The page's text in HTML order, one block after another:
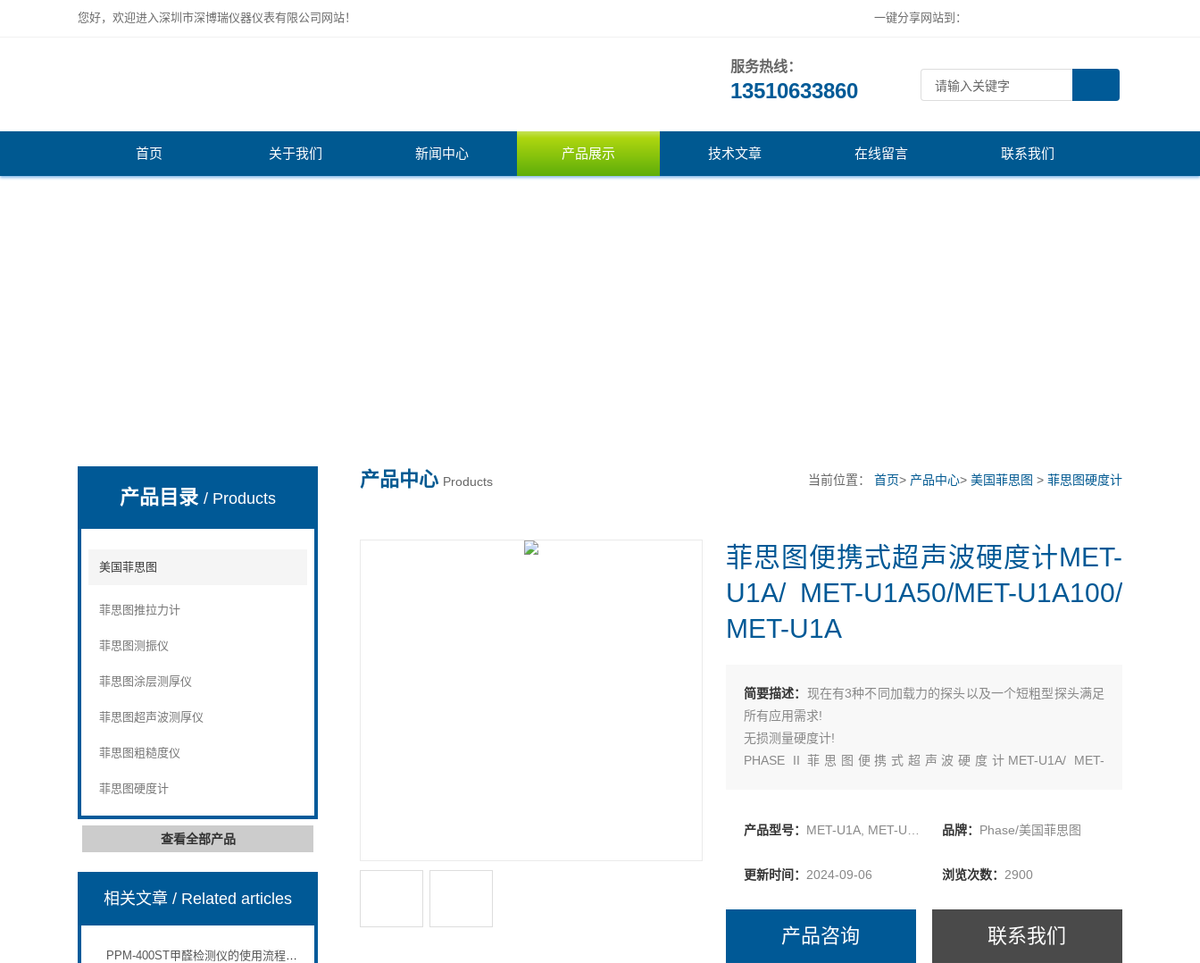
您好，欢迎进入深圳市深博瑞仪器仪表有限公司网站！ 一键分享网站到：
深圳市深博瑞仪器仪表有限公司
服务热线：
13510633860
首页 关于我们 新闻中心 产品展示 技术文章 在线留言 联系我们
产品目录/ Products
美国菲思图
菲思图推拉力计
菲思图测振仪
菲思图涂层测厚仪
菲思图超声波测厚仪
菲思图粗糙度仪
菲思图硬度计
查看全部产品
相关文章/ Related articles
PPM-400ST甲醛检测仪的使用流程非常简单，通常包括以下几个步骤
产品中心 Products 当前位置： 首页> 产品中心> 美国菲思图 > 菲思图硬度计
菲思图便携式超声波硬度计MET-
U1A/ MET-U1A50/MET-U1A100/
MET-U1A
简要描述： 现在有3种不同加载力的探头以及一个短粗型探头满足
所有应用需求!
无损测量硬度计!
PHASE II 菲思图便携式超声波硬度计MET-U1A/ MET-
硬度计，这种新型的便携式硬度计采用了“超声波UCI"技术，可以
产品型号： MET-U1A, MET-U1A50, 品牌： Phase/美国菲思图
更新时间： 2024-09-06 浏览次数： 2900
产品咨询 联系我们